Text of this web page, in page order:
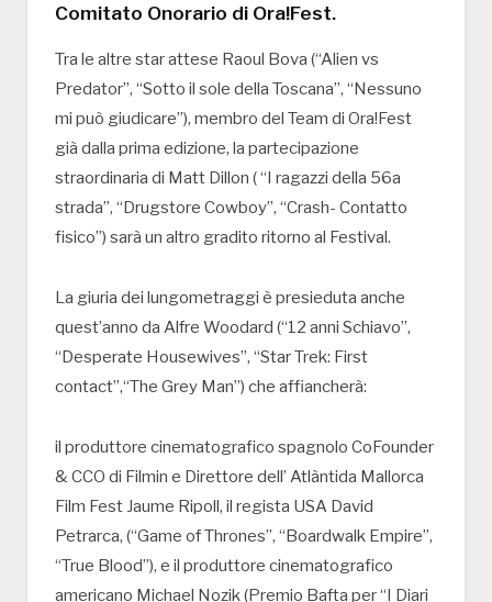
Comitato Onorario di Ora!Fest.
Tra le altre star attese Raoul Bova (“Alien vs
Predator”, “Sotto il sole della Toscana”, “Nessuno
mi può giudicare”), membro del Team di Ora!Fest
già dalla prima edizione, la partecipazione
straordinaria di Matt Dillon ( “I ragazzi della 56a
strada”, “Drugstore Cowboy”, “Crash- Contatto
fisico”) sarà un altro gradito ritorno al Festival.
La giuria dei lungometraggi è presieduta anche
quest’anno da Alfre Woodard (“12 anni Schiavo”,
“Desperate Housewives”, “Star Trek: First
contact”,“The Grey Man”) che affiancherà:
il produttore cinematografico spagnolo CoFounder
& CCO di Filmin e Direttore dell’ Atlàntida Mallorca
Film Fest Jaume Ripoll, il regista USA David
Petrarca, (“Game of Thrones”, “Boardwalk Empire”,
“True Blood”), e il produttore cinematografico
americano Michael Nozik (Premio Bafta per “I Diari